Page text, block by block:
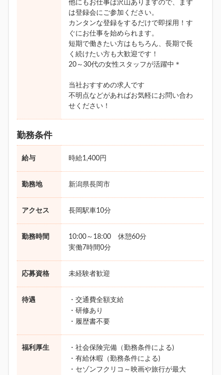
他にもお仕事は沢山ありますので、まず
は登録会にご参加ください。
カンタンな登録をするだけで即採用！す
ぐにお仕事を始められます。
短期で働きたい方はもちろん、長期で長
く続けたい方も大歓迎です！
20～30代の女性スタッフが活躍中＊
当社おすすめの求人です
不明点などがあればお気軽にお問い合わ
せください！
勤務条件
給与 時給1,400円
勤務地 新潟県長岡市
アクセス 長岡駅車10分
勤務時間
10:00～18:00 休憩60分
実働7時間0分
応募資格 未経験者歓迎
待遇
・交通費全額支給
・研修あり
・履歴書不要
福利厚生
・社会保険完備（勤務条件による)
・有給休暇（勤務条件による)
・セゾンフクリコ～映画や旅行が最大